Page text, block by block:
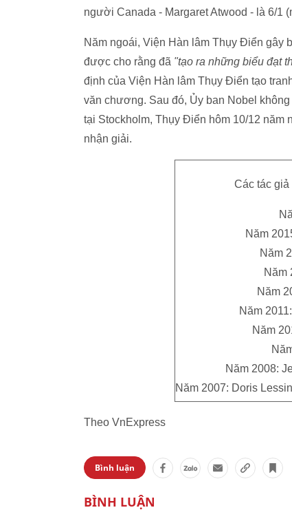
người Canada - Margaret Atwood - là 6/1
Năm ngoái, Viện Hàn lâm Thụy Điển gây
được cho rằng đã "tạo ra những biểu đạt
định của Viện Hàn lâm Thụy Điển tạo
văn chương. Sau đó, Ủy ban Nobel
tại Stockholm, Thụy Điển hôm 10/12
nhận giải.
Các tác giả
Năm
Năm
Năm
Năm
Năm
Năm
Năm 2008:
Năm 2007: Doris
Theo VnExpress
Bình luận